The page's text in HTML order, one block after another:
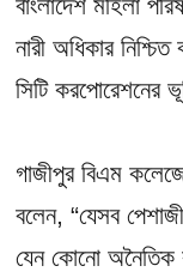
নারী অধিকার
সিটি করপোরেশনের
গাজীপুর বিএম
বলেন, “যেসব
যেন কোনো